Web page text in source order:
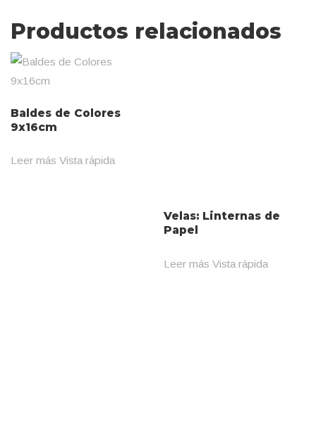
Productos relacionados
Baldes de Colores
9x16cm
Leer más Vista rápida
Velas: Linternas de
Papel
Leer más Vista rápida